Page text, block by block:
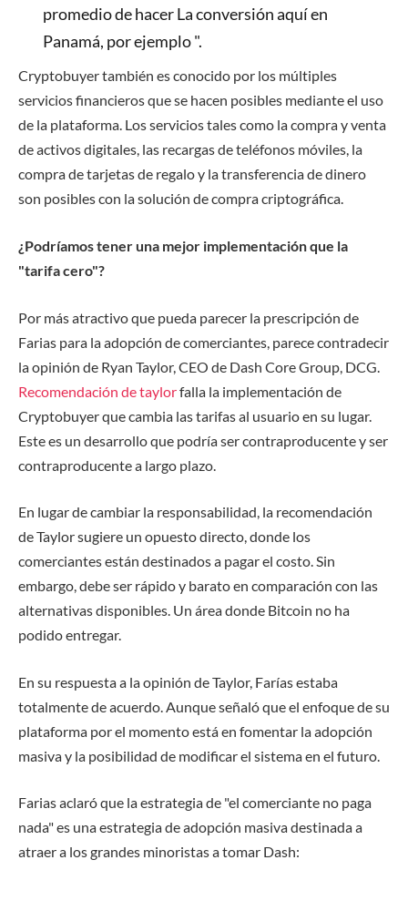
promedio de hacer La conversión aquí en
Panamá, por ejemplo ".
Cryptobuyer también es conocido por los múltiples
servicios financieros que se hacen posibles mediante el uso
de la plataforma. Los servicios tales como la compra y venta
de activos digitales, las recargas de teléfonos móviles, la
compra de tarjetas de regalo y la transferencia de dinero
son posibles con la solución de compra criptográfica.
¿Podríamos tener una mejor implementación que la
"tarifa cero"?
Por más atractivo que pueda parecer la prescripción de
Farias para la adopción de comerciantes, parece contradecir
la opinión de Ryan Taylor, CEO de Dash Core Group, DCG.
Recomendación de taylorfalla la implementación de
Cryptobuyer que cambia las tarifas al usuario en su lugar.
Este es un desarrollo que podría ser contraproducente y ser
contraproducente a largo plazo.
En lugar de cambiar la responsabilidad, la recomendación
de Taylor sugiere un opuesto directo, donde los
comerciantes están destinados a pagar el costo. Sin
embargo, debe ser rápido y barato en comparación con las
alternativas disponibles. Un área donde Bitcoin no ha
podido entregar.
En su respuesta a la opinión de Taylor, Farías estaba
totalmente de acuerdo. Aunque señaló que el enfoque de su
plataforma por el momento está en fomentar la adopción
masiva y la posibilidad de modificar el sistema en el futuro.
Farias aclaró que la estrategia de "el comerciante no paga
nada" es una estrategia de adopción masiva destinada a
atraer a los grandes minoristas a tomar Dash: